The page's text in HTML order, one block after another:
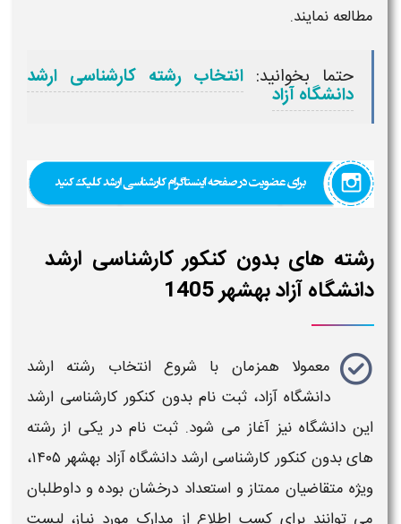
مطالعه نمایند.
حتما بخوانید: انتخاب رشته کارشناسی ارشد
دانشگاه آزاد
رشته های بدون کنکور کارشناسی ارشد
دانشگاه آزاد بهشهر 1405
معمولا همزمان با شروعانتخاب رشته ارشد
دانشگاه آزاد، ثبت نام بدون کنکور کارشناسی ارشد
این دانشگاه نیز آغاز می شود. ثبت نام در یکی از رشته
های بدون کنکور کارشناسی ارشد دانشگاه آزاد بهشهر ۱۴۰۵،
ویژه متقاضیان ممتاز و استعداد درخشان بوده و داوطلبان